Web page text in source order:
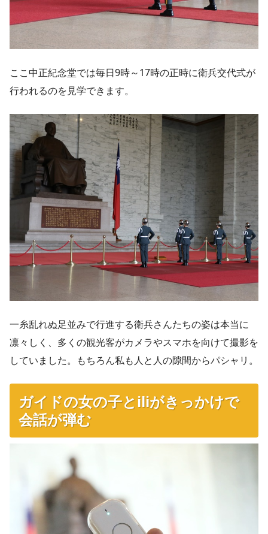
ここ中正紀念堂では毎日9時～17時の正時に衛兵交代式が
行われるのを見学できます。
一糸乱れぬ足並みで行進する衛兵さんたちの姿は本当に
凛々しく、多くの観光客がカメラやスマホを向けて撮影を
していました。もちろん私も人と人の隙間からパシャリ。
ガイドの女の子とiliがきっかけで
会話が弾む